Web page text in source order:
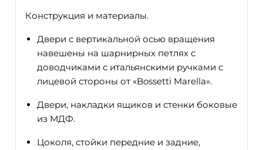
Конструкция и материалы.
Двери с вертикальной осью вращения
навешены на шарнирных петлях с
доводчиками с итальянскими ручками с
лицевой стороны от «Bossetti Marella».
Двери, накладки ящиков и стенки боковые
из МДФ.
Цоколя, стойки передние и задние,